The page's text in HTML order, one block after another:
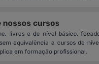
nossos cursos
livres e de nível básico,
equivalência a cursos de
em formação profissional.